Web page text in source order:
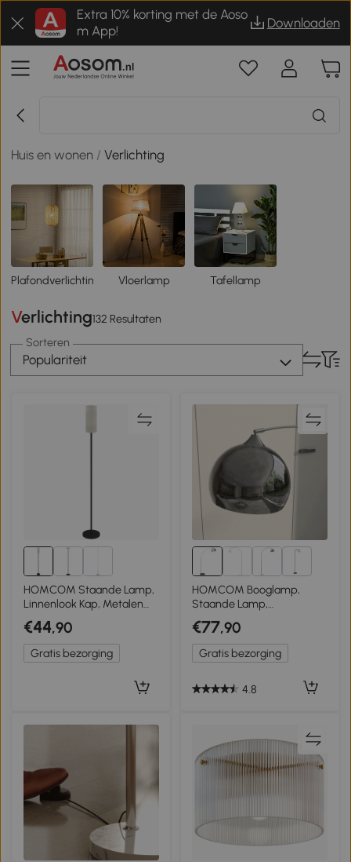
Extra 10% korting met de Aoso
m App!
Downloaden
Huis en wonen /Verlichting
Plafondverlichting Vloerlamp Tafellamp
Verlichting132 Resultaten
Sorteren
Populariteit
HOMCOM Staande Lamp,
Linnenlook Kap, Metalen
Stang, Voetschakelaar, Wit
€44,90
Gratis bezorging
5+
HOMCOM Booglamp,
Staande Lamp,
Verstelbaar,
Voetschakelaar, Voet in
Marmerlook, 170-180cm,
Zilver/Zwart
€77,90
Gratis bezorging
4.8